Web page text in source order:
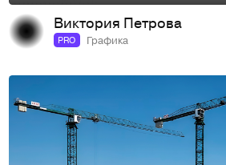
Виктория Петрова
PRO Графика